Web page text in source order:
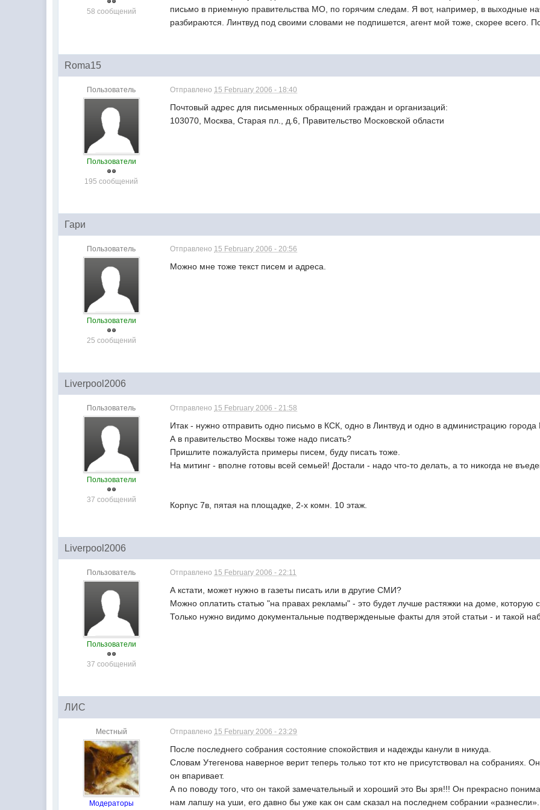
58 сообщений
письмо в приемную правительства МО, по горячим следам. Я вот, например, в выходные
разбираются. Линтвуд под своими словами не подпишется, агент мой тоже, скорее всего.
Roma15
Пользователь
Пользователи
195 сообщений
Отправлено 15 February 2006 - 18:40
Почтовый адрес для письменных обращений граждан и организаций:
103070, Москва, Старая пл., д.6, Правительство Московской области
Гари
Пользователь
Пользователи
25 сообщений
Отправлено 15 February 2006 - 20:56
Можно мне тоже текст писем и адреса.
Liverpool2006
Пользователь
Пользователи
37 сообщений
Отправлено 15 February 2006 - 21:58
Итак - нужно отправить одно письмо в КСК, одно в Линтвуд и одно в администрацию
А в правительство Москвы тоже надо писать?
Пришлите пожалуйста примеры писем, буду писать тоже.
На митинг - вполне готовы всей семьей! Достали - надо что-то делать, а то никогда не
Корпус 7в, пятая на площадке, 2-х комн. 10 этаж.
Liverpool2006
Пользователь
Пользователи
37 сообщений
Отправлено 15 February 2006 - 22:11
А кстати, может нужно в газеты писать или в другие СМИ?
Можно оплатить статью "на правах рекламы" - это будет лучше растяжки на доме, которую
Только нужно видимо документальные подтвержденыые факты для этой статьи - и такой
ЛИС
Местный
Модераторы
Отправлено 15 February 2006 - 23:29
После последнего собрания состояние спокойствия и надежды канули в никуда.
Словам Утегенова наверное верит теперь только тот кто не присутствовал на собраниях.
он впаривает.
А по поводу того, что он такой замечательный и хороший это Вы зря!!! Он прекрасно
нам лапшу на уши, его давно бы уже как он сам сказал на последнем собрании